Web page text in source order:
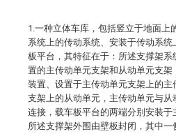
1.一种立体车库，包括竖立于地面上
系统上的传动系统、安装于传动系
板平台，其特征在于：所述支撑架
置的主传动单元支架和从动单元支
装置、设置于主传动单元支架上的
支架上的从动单元，主传动单元与
连接，载车板平台的两端分别安装于
所述支撑架外围由壁板封闭，其中